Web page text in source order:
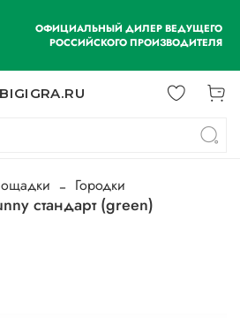
ОФИЦИАЛЬНЫЙ ДИЛЕР ВЕДУЩЕГО
РОССИЙСКОГО ПРОИЗВОДИТЕЛЯ
BIGIGRA.RU
Городки
стандарт (green)